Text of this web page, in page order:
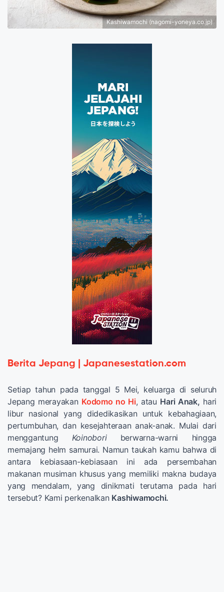
Kashiwamochi (nagomi-yoneya.co.jp)
Berita Jepang | Japanesestation.com
Setiap tahun pada tanggal 5 Mei, keluarga di seluruh
Jepang merayakan Kodomo no Hi, atau Hari Anak, hari
libur nasional yang didedikasikan untuk kebahagiaan,
pertumbuhan, dan kesejahteraan anak-anak. Mulai dari
menggantung Koinoboriberwarna-warni hingga
memajang helm samurai. Namun taukah kamu bahwa di
antara kebiasaan-kebiasaan ini ada persembahan
makanan musiman khusus yang memiliki makna budaya
yang mendalam, yang dinikmati terutama pada hari
tersebut? Kami perkenalkan Kashiwamochi.